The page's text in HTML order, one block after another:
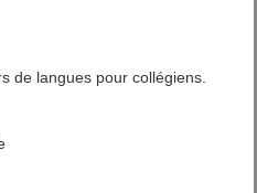
de langues pour collégiens.